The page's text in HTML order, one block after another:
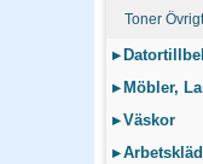
Toner Övrigt
▸
▸ Möbler,
▸Väskor
▸